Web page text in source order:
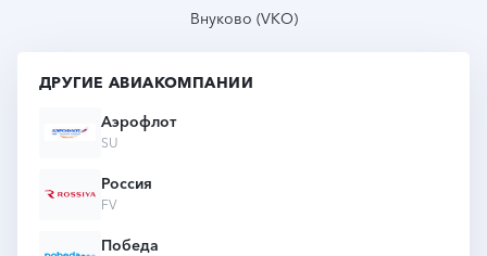
Внуково (VKO)
ДРУГИЕ АВИАКОМПАНИИ
Аэрофлот
SU
Россия
FV
Победа